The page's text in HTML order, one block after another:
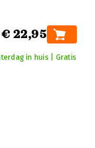
€ 22,95
in huis | Gratis